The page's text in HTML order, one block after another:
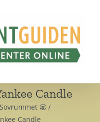
Candle
Sovrummet 🥱
Candle